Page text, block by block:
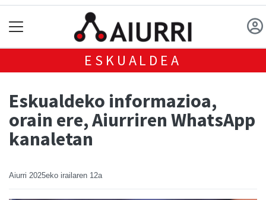
ESKUALDEA
Eskualdeko informazioa,
orain ere, Aiurriren WhatsApp
kanaletan
Aiurri 2025eko irailaren 12a